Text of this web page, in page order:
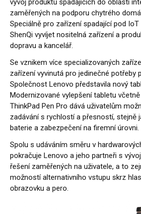
vývoj produktů spadajících do oblasti
zaměřených na podporu chytrého
Speciálně pro zařízení spadající pod
ShenQi vyvíjet nositelná zařízení a
dopravu a kancelář.
Se vznikem více specializovaných
zařízení vyvinutá pro jedinečné potřeby
Společnost Lenovo představila nový
Modernizované vylepšení tabletu
ThinkPad Pen Pro dává uživatelům
zadávání s rychlostí a přesností, stejně
baterie a zabezpečení na firemní úrovni.
Spolu s udáváním směru v
pokračuje Lenovo a jeho partneři s
řešení zaměřených na uživatele, a to
možností alternativního vstupu skrz
obrazovku a pero.